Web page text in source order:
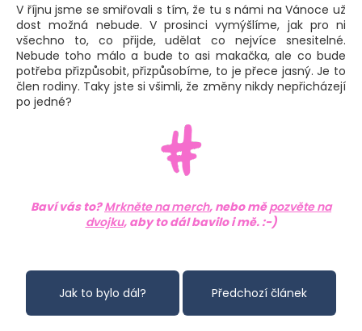
V říjnu jsme se smiřovali s tím, že tu s námi na Vánoce už
dost možná nebude. V prosinci vymýšlíme, jak pro ni
všechno to, co přijde, udělat co nejvíce snesitelné.
Nebude toho málo a bude to asi makačka, ale co bude
potřeba přizpůsobit, přizpůsobíme, to je přece jasný. Je to
člen rodiny. Taky jste si všimli, že změny nikdy nepřicházejí
po jedné?
Baví vás to?Mrkněte na merch, nebo měpozvěte na
dvojku, aby to dál bavilo i mě. :-)
Předchozí článek Další článek